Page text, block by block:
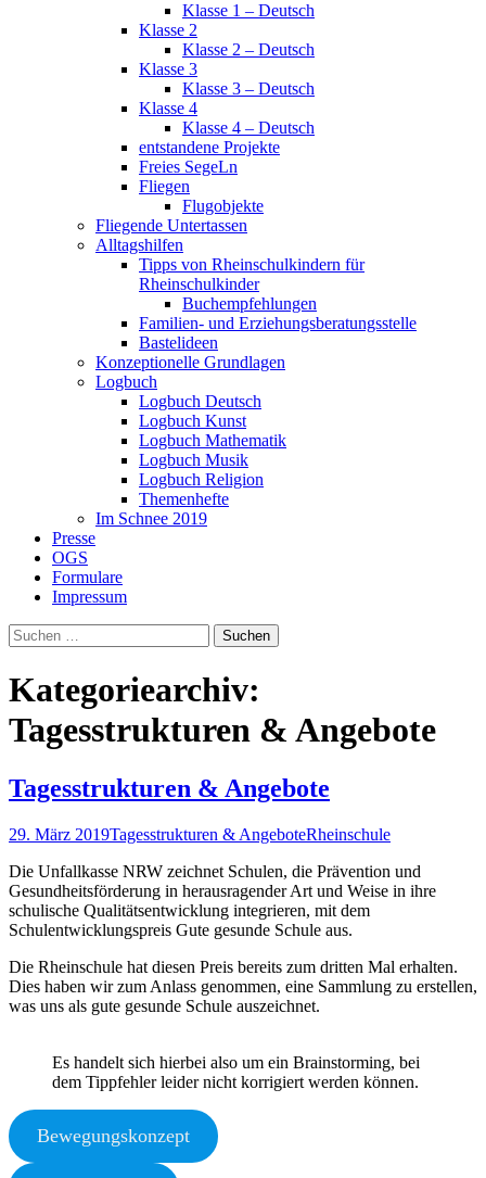
Klasse 1 – Deutsch
Klasse 2
Klasse 2 – Deutsch
Klasse 3
Klasse 3 – Deutsch
Klasse 4
Klasse 4 – Deutsch
entstandene Projekte
Freies SegeLn
Fliegen
Flugobjekte
Fliegende Untertassen
Alltagshilfen
Tipps von Rheinschulkindern für
Rheinschulkinder
Buchempfehlungen
Familien- und Erziehungsberatungsstelle
Bastelideen
Konzeptionelle Grundlagen
Logbuch
Logbuch Deutsch
Logbuch Kunst
Logbuch Mathematik
Logbuch Musik
Logbuch Religion
Themenhefte
Im Schnee 2019
Presse
OGS
Formulare
Impressum
Suchen
nach:
Kategoriearchiv:
Tagesstrukturen & Angebote
Tagesstrukturen & Angebote
29. März 2019Tagesstrukturen & AngeboteRheinschule
Die Unfallkasse NRW zeichnet Schulen, die Prävention und
Gesundheitsförderung in herausragender Art und Weise in ihre
schulische Qualitätsentwicklung integrieren, mit dem
Schulentwicklungspreis Gute gesunde Schule aus.
Die Rheinschule hat diesen Preis bereits zum dritten Mal erhalten.
Dies haben wir zum Anlass genommen, eine Sammlung zu erstellen,
was uns als gute gesunde Schule auszeichnet.
Es handelt sich hierbei also um ein Brainstorming, bei
dem Tippfehler leider nicht korrigiert werden können.
Bewegungskonzept